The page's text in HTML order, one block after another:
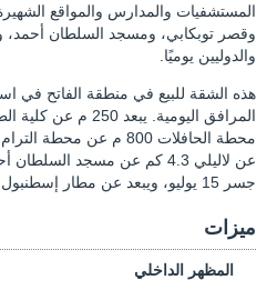
المستشفيات والمدارس والمواقع الشهيرة
وقصر توبكابي، ومسجد السلطان أحمد،
والدوليين يوميًا.
هذه الشقة للبيع في منطقة الفاتح في
جسر 15 يوليو، ويبعد عن مطار إسطنبول مسافة 33.5 ك
ميزات
المظهر الداخلي